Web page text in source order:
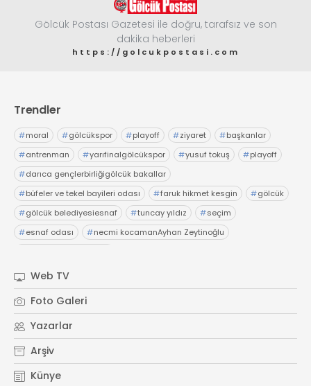
Gölcük Postası Gazetesi ile doğru, tarafsız ve son
dakika heberleri
https://golcukpostasi.com
Trendler
#moral #gölcükspor #playoff #ziyaret #başkanlar
#antrenman #yarıfinalgölcükspor #yusuf tokuş #playoff
#darıca gençlerbirliğigölcük bakallar
#büfeler ve tekel bayileri odası #faruk hikmet kesgin #gölcük
#gölcük belediyesiesnaf #tuncay yıldız #seçim
#esnaf odası #necmi kocamanAyhan Zeytinoğlu
Web TV
Foto Galeri
Yazarlar
Arşiv
Künye